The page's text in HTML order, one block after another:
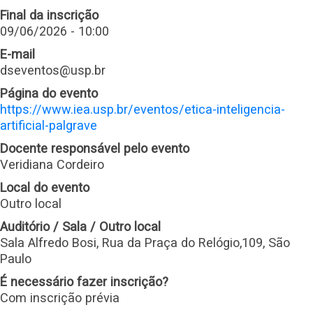
Final da inscrição
09/06/2026 - 10:00
E-mail
dseventos@usp.br
Página do evento
https://www.iea.usp.br/eventos/etica-inteligencia-
artificial-palgrave
Docente responsável pelo evento
Veridiana Cordeiro
Local do evento
Outro local
Auditório / Sala / Outro local
Sala Alfredo Bosi, Rua da Praça do Relógio,109, São
Paulo
É necessário fazer inscrição?
Com inscrição prévia